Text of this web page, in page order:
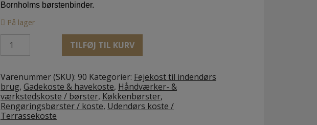
Bornholms børstenbinder.
På lager
Fejebakke
Olieret
skaf
metalbakke
40
cm
antal
TILFØJ TIL KURV
Varenummer (SKU): 90 Kategorier: Fejekost til indendørs
brug, Gadekoste & havekoste, Håndværker- &
værkstedskoste / børster, Køkkenbørster,
Rengøringsbørster / koste, Udendørs koste /
Terrassekoste